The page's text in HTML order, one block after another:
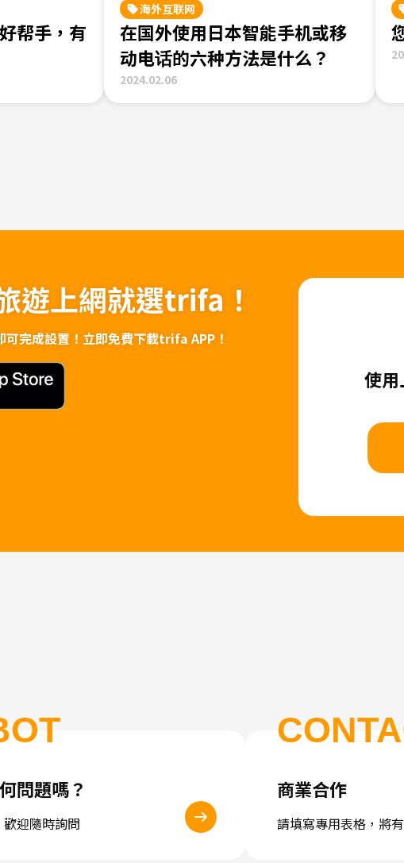
帮手，有
海外互联网
在国外使用日本智能手机或移
动电话的六种方法是什么？
2024.02.06
遊上網就選trifa！
完成設置！ 立即免費下載trifa APP！
使用
問題嗎？
迎隨時詢問
商業合作
請填寫專用表格，將